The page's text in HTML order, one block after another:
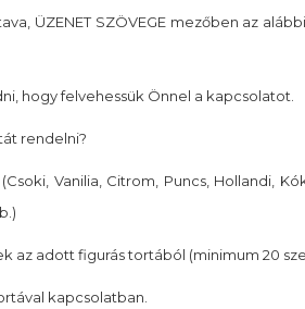
ÜZENET SZÖVEGE mezőben az
hogy felvehessük Önnel a kapcsolatot.
rendelni?
Vanilia, Citrom, Puncs, Hollandi,
az adott figurás tortából (minimum 20
kapcsolatban.